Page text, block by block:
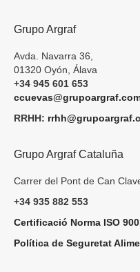
Grupo Argraf
Avda. Navarra 36,
01320 Oyón, Álava
+34 945 601 653
RRHH:
Grupo Argraf Cataluña
Carrer del Pont de Can
+34 935 882 553
Certificació Norma ISO
Política de Seguretat